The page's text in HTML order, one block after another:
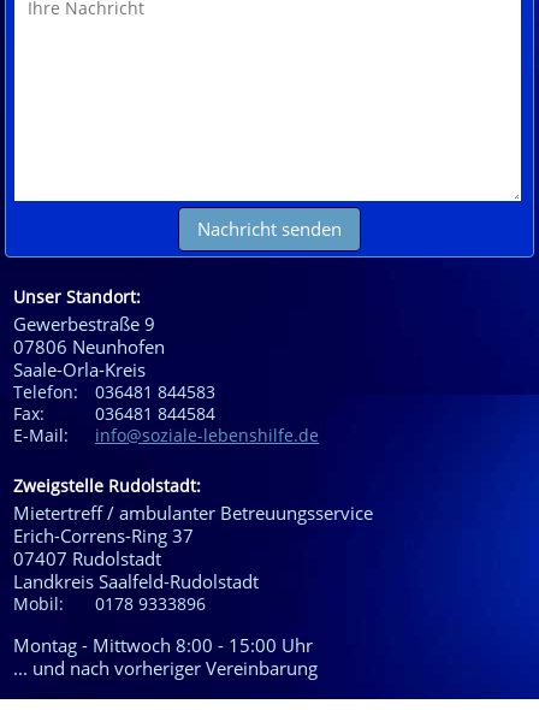
Unser Standort:
Gewerbestraße 9
07806 Neunhofen
Saale-Orla-Kreis
Telefon:
036481 844583
Fax:
036481 844584
E-Mail:
info@soziale-lebenshilfe.de
Zweigstelle Rudolstadt:
Mietertreff / ambulanter Betreuungsservice
Erich-Correns-Ring 37
07407 Rudolstadt
Landkreis Saalfeld-Rudolstadt
Mobil: 0178 9333896
Montag - Mittwoch 8:00 - 15:00 Uhr
... und nach vorheriger Vereinbarung